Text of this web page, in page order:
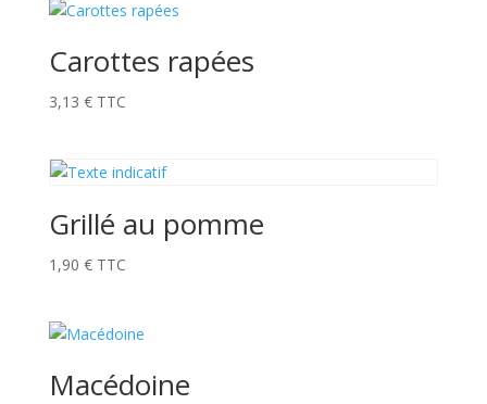
Carottes rapées
3,13 € TTC
Grillé au pomme
1,90 € TTC
Macédoine